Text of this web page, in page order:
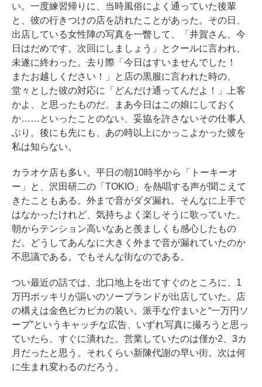
い。一度練習帰りに、当時風俗によく通っていた後輩
と、彼の行きつけの店を訪れたことがあった。その日、
出店している女性陣の写真を一瞥して、「井賀さん、今
日はだめです。次回にしましょう」とクールに言われ、
未遂に終わった。去り際「今日はすいませんでした！
またお越しください！」と店の黒服に言われた時の、
堂々とした彼の対応に「どんだけ通ってんだよ！」上客
かよ、と思ったものだ。まあ今日はこの娘にしておく
か……といったことのない、妥協を許さないその仕事人
ぶり。後にも先にも、あの時以上にかっこよかった彼を
私は知らない。
カラオケ店も多い。平日の朝10時半から「トーキーオ
ー」と、沢田研二の「TOKIO」を熱唱する声が聞こえて
きたこともある。外まで音がダダ漏れ。そんなに上手で
はなかったけれど、気持ちよく楽しそうに歌っていた。
朝からテンション高いなあと羨ましくも感心したもの
だ。どうしてあんなに大きく外まで音が漏れていたのか
不思議である。でもそんな街なのである。
つい最近の話では、北口地上を出てすぐのところに、1
万円ポッキリが謳いのソープランドが出店していた。店
の構えは金色ピカピカの装い。派手な佇まいと“一万円ソ
ープ”というキャッチな広告、いずれ写真に撮ろうと思っ
ていたら、すぐに潰れた。営業していたのは僅か2、3カ
月だったと思う。それくらい新陳代謝の早い街。次は何
に生まれ変わるのだろう。